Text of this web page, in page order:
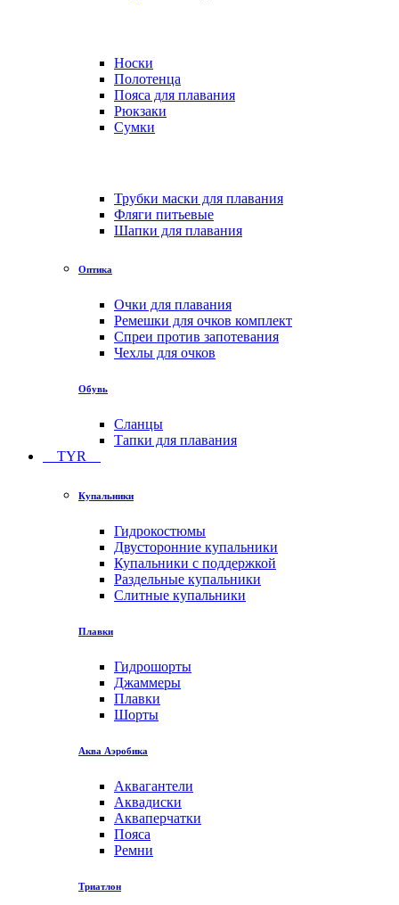
Носки
Полотенца
Пояса для плавания
Рюкзаки
Сумки
Трубки маски для плавания
Фляги питьевые
Шапки для плавания
Оптика
Очки для плавания
Ремешки для очков комплект
Спреи против запотевания
Чехлы для очков
Обувь
Сланцы
Тапки для плавания
TYR
Купальники
Гидрокостюмы
Двусторонние купальники
Купальники с поддержкой
Раздельные купальники
Слитные купальники
Плавки
Гидрошорты
Джаммеры
Плавки
Шорты
Аква Аэробика
Аквагантели
Аквадиски
Акваперчатки
Пояса
Ремни
Триатлон